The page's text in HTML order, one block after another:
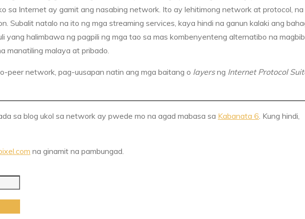
sa Internet ay gamit ang nasabing network. Ito ay lehitimong network at protocol, na
Subalit natalo na ito ng mga streaming services, kaya hindi na ganun kalaki ang
yang halimbawa ng pagpili ng mga tao sa mas kombenyenteng alternatibo na
manatiling malaya at pribado.
peer network, pag-uusapan natin ang mga baitang o layersng Internet Protocol
sa blog ukol sa network ay pwede mo na agad mabasa sa Kabanata 6 . Kung hindi,
na ginamit na pambungad.